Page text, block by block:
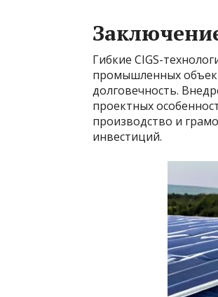
Гибкие CIGS-
промышленных
долговечность.
проектных
производство и
инвестиций.